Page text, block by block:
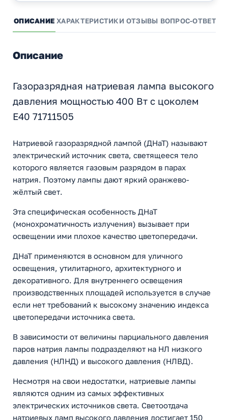
ОПИСАНИЕ ХАРАКТЕРИСТИКИ ОТЗЫВЫ ВОПРОС-ОТВЕТ
Описание
Газоразрядная натриевая лампа высокого
давления мощностью 400 Вт с цоколем
E40 71711505
Натриевой газоразрядной лампой (ДНаТ) называют
электрический источник света, светящееся тело
которого является газовым разрядом в парах
натрия. Поэтому лампы дают яркий оранжево-
жёлтый свет.
Эта специфическая особенность ДНаТ
(монохроматичность излучения) вызывает при
освещении ими плохое качество цветопередачи.
ДНаТ применяются в основном для уличного
освещения, утилитарного, архитектурного и
декоративного. Для внутреннего освещения
производственных площадей используется в случае
если нет требований к высокому значению индекса
цветопередачи источника света.
В зависимости от величины парциального давления
паров натрия лампы подразделяют на НЛ низкого
давления (НЛНД) и высокого давления (НЛВД).
Несмотря на свои недостатки, натриевые лампы
являются одним из самых эффективных
электрических источников света. Светоотдача
натриевых ламп высокого давления достигает 150